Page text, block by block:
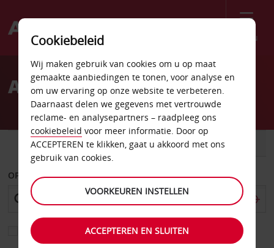
Menu
Welcome
AvisAutoverhuur Decatur
AUTO BESTELWAGEN
OPHALEN OP
Kies een ander afleverpunt
Cookiebeleid
Wij maken gebruik van cookies om u op maat
gemaakte aanbiedingen te tonen, voor analyse en
om uw ervaring op onze website te verbeteren.
Daarnaast delen we gegevens met vertrouwde
reclame- en analysepartners – raadpleeg ons
cookiebeleid voor meer informatie. Door op
ACCEPTEREN te klikken, gaat u akkoord met ons
gebruik van cookies.
VOORKEUREN INSTELLEN
ACCEPTEREN EN SLUITEN